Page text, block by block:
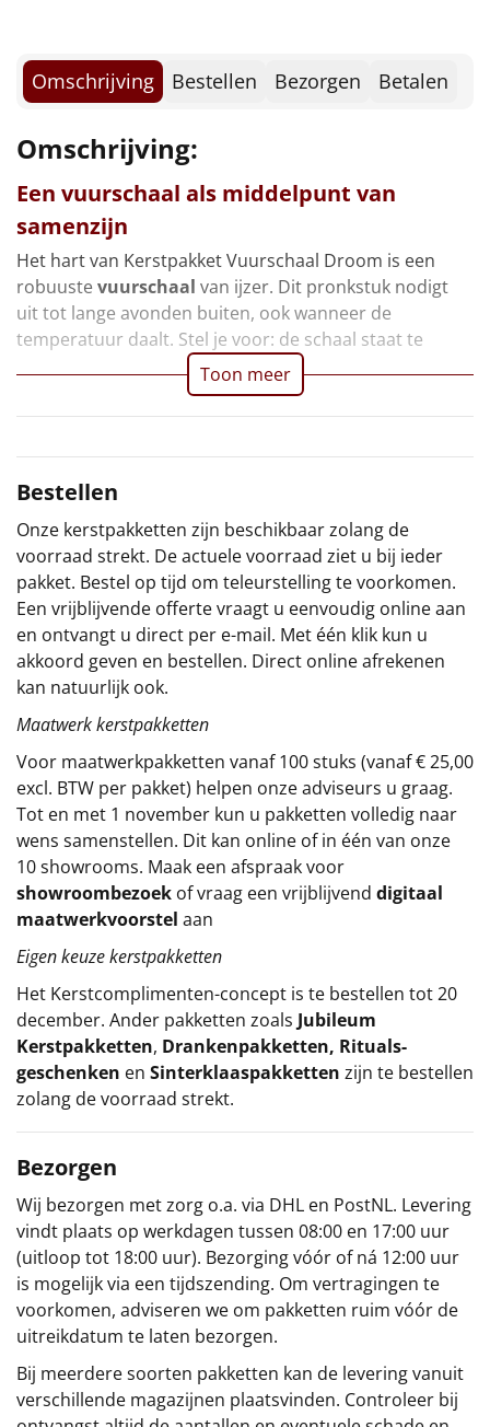
Slowcooker POPULAIR
Alle artikelen
Overige
Ideeën
Personeel
Sinterklaaspakketten
Particulier
Kerstgeschenken 2026
Relatiegeschenken
Cadeaubon
Alle overige
Omschrijving Bestellen Bezorgen Betalen
Omschrijving:
Een vuurschaal als middelpunt van
samenzijn
Het hart van Kerstpakket Vuurschaal Droom is een
robuustevuurschaal van ijzer. Dit pronkstuk nodigt
uit tot lange avonden buiten, ook wanneer de
temperatuur daalt. Stel je voor: de schaal staat te
Toon meer
Bestellen
Onze kerstpakketten zijn beschikbaar zolang de
voorraad strekt. De actuele voorraad ziet u bij ieder
pakket. Bestel op tijd om teleurstelling te voorkomen.
Een vrijblijvende offerte vraagt u eenvoudig online aan
en ontvangt u direct per e-mail. Met één klik kun u
akkoord geven en bestellen. Direct online afrekenen
kan natuurlijk ook.
Maatwerk kerstpakketten
Voor maatwerkpakketten vanaf 100 stuks (vanaf € 25,00
excl. BTW per pakket) helpen onze adviseurs u graag.
Tot en met 1 november kun u pakketten volledig naar
wens samenstellen. Dit kan online of in één van onze
10 showrooms. Maak een afspraak voor
showroombezoek of vraag een vrijblijvend digitaal
maatwerkvoorstel aan
Eigen keuze kerstpakketten
Het Kerstcomplimenten-concept is te bestellen tot 20
december. Ander pakketten zoals Jubileum
Kerstpakketten, Drankenpakketten, Rituals-
geschenken en Sinterklaaspakketten zijn te bestellen
zolang de voorraad strekt.
Bezorgen
Wij bezorgen met zorg o.a. via DHL en PostNL. Levering
vindt plaats op werkdagen tussen 08:00 en 17:00 uur
(uitloop tot 18:00 uur). Bezorging vóór of ná 12:00 uur
is mogelijk via een tijdszending. Om vertragingen te
voorkomen, adviseren we om pakketten ruim vóór de
uitreikdatum te laten bezorgen.
Bij meerdere soorten pakketten kan de levering vanuit
verschillende magazijnen plaatsvinden. Controleer bij